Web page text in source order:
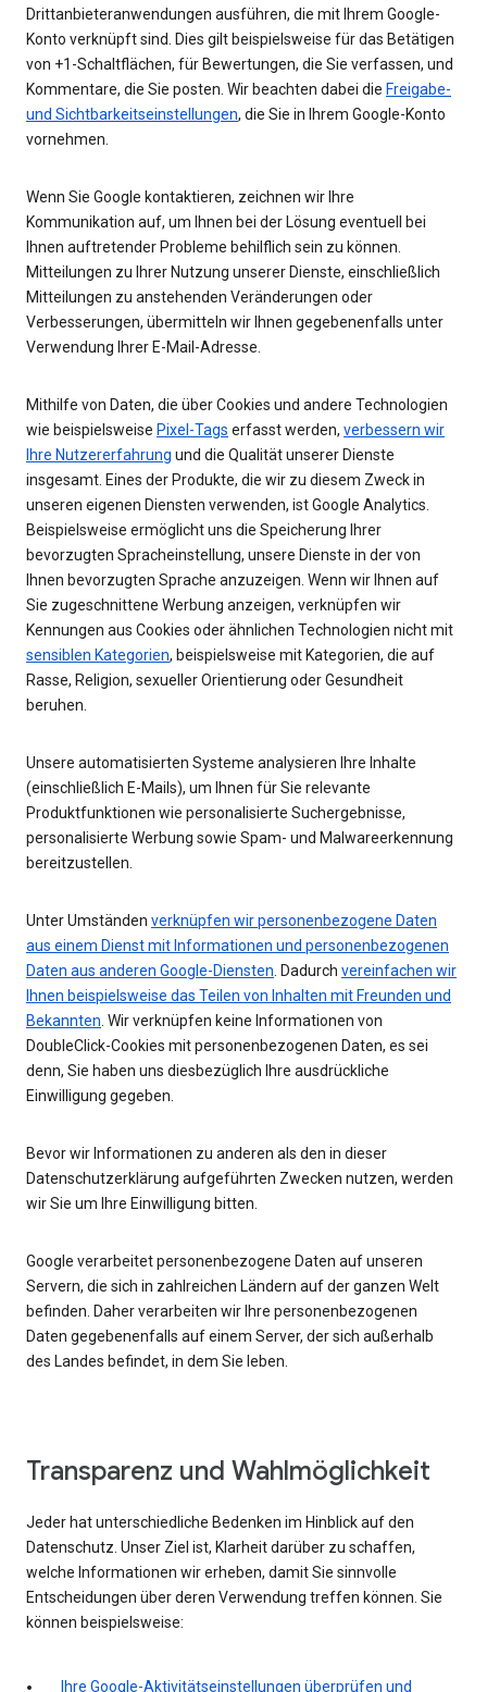
Drittanbieteranwendungen ausführen, die mit Ihrem Google-
Konto verknüpft sind. Dies gilt beispielsweise für das Betätigen
von +1-Schaltflächen, für Bewertungen, die Sie verfassen, und
Kommentare, die Sie posten. Wir beachten dabei die Freigabe-
und Sichtbarkeitseinstellungen, die Sie in Ihrem Google-Konto
vornehmen.
Wenn Sie Google kontaktieren, zeichnen wir Ihre
Kommunikation auf, um Ihnen bei der Lösung eventuell bei
Ihnen auftretender Probleme behilflich sein zu können.
Mitteilungen zu Ihrer Nutzung unserer Dienste, einschließlich
Mitteilungen zu anstehenden Veränderungen oder
Verbesserungen, übermitteln wir Ihnen gegebenenfalls unter
Verwendung Ihrer E-Mail-Adresse.
Mithilfe von Daten, die über Cookies und andere Technologien
wie beispielsweise Pixel-Tags erfasst werden, verbessern wir
Ihre Nutzererfahrung und die Qualität unserer Dienste
insgesamt. Eines der Produkte, die wir zu diesem Zweck in
unseren eigenen Diensten verwenden, ist Google Analytics.
Beispielsweise ermöglicht uns die Speicherung Ihrer
bevorzugten Spracheinstellung, unsere Dienste in der von
Ihnen bevorzugten Sprache anzuzeigen. Wenn wir Ihnen auf
Sie zugeschnittene Werbung anzeigen, verknüpfen wir
Kennungen aus Cookies oder ähnlichen Technologien nicht mit
sensiblen Kategorien, beispielsweise mit Kategorien, die auf
Rasse, Religion, sexueller Orientierung oder Gesundheit
beruhen.
Unsere automatisierten Systeme analysieren Ihre Inhalte
(einschließlich E-Mails), um Ihnen für Sie relevante
Produktfunktionen wie personalisierte Suchergebnisse,
personalisierte Werbung sowie Spam- und Malwareerkennung
bereitzustellen.
Unter Umständen verknüpfen wir personenbezogene Daten
aus einem Dienst mit Informationen und personenbezogenen
Daten aus anderen Google-Diensten. Dadurch vereinfachen wir
Ihnen beispielsweise das Teilen von Inhalten mit Freunden und
Bekannten. Wir verknüpfen keine Informationen von
DoubleClick-Cookies mit personenbezogenen Daten, es sei
denn, Sie haben uns diesbezüglich Ihre ausdrückliche
Einwilligung gegeben.
Bevor wir Informationen zu anderen als den in dieser
Datenschutzerklärung aufgeführten Zwecken nutzen, werden
wir Sie um Ihre Einwilligung bitten.
Google verarbeitet personenbezogene Daten auf unseren
Servern, die sich in zahlreichen Ländern auf der ganzen Welt
befinden. Daher verarbeiten wir Ihre personenbezogenen
Daten gegebenenfalls auf einem Server, der sich außerhalb
des Landes befindet, in dem Sie leben.
Transparenz und Wahlmöglichkeit
Jeder hat unterschiedliche Bedenken im Hinblick auf den
Datenschutz. Unser Ziel ist, Klarheit darüber zu schaffen,
welche Informationen wir erheben, damit Sie sinnvolle
Entscheidungen über deren Verwendung treffen können. Sie
können beispielsweise:
Ihre Google-Aktivitätseinstellungen überprüfen und